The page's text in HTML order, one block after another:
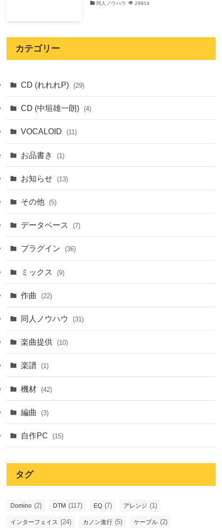
同人ノウハウ 29814
カテゴリー
CD (れれれP) (29)
CD (中垣雄一朗) (4)
VOCALOID (11)
お品書き (1)
お知らせ (13)
その他 (5)
データベース (7)
プラグイン (36)
ミックス (9)
作曲 (22)
同人ノウハウ (31)
楽曲提供 (10)
楽譜 (1)
機材 (42)
編曲 (3)
自作PC (15)
タグ
Domino (2) DTM (117) EQ (7) アレンジ (1)
インターフェイス (24) カノン進行 (5) ケーブル (2)